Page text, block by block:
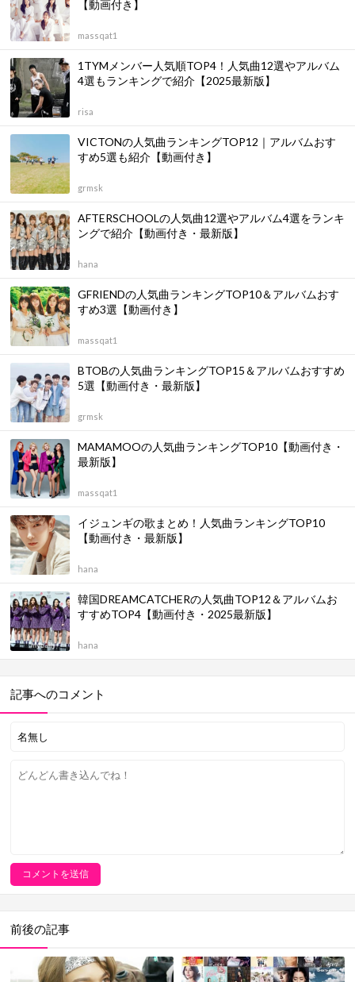
【動画付き】
massqat1
1TYMメンバー人気順TOP4！人気曲12選やアルバム
4選もランキングで紹介【2025最新版】
risa
VICTONの人気曲ランキングTOP12｜アルバムおす
すめ5選も紹介【動画付き】
grmsk
AFTERSCHOOLの人気曲12選やアルバム4選をランキ
ングで紹介【動画付き・最新版】
hana
GFRIENDの人気曲ランキングTOP10＆アルバムおす
すめ3選【動画付き】
massqat1
BTOBの人気曲ランキングTOP15＆アルバムおすすめ
5選【動画付き・最新版】
grmsk
MAMAMOOの人気曲ランキングTOP10【動画付き・
最新版】
massqat1
イジュンギの歌まとめ！人気曲ランキングTOP10
【動画付き・最新版】
hana
韓国DREAMCATCHERの人気曲TOP12＆アルバムお
すすめTOP4【動画付き・2025最新版】
hana
記事へのコメント
前後の記事